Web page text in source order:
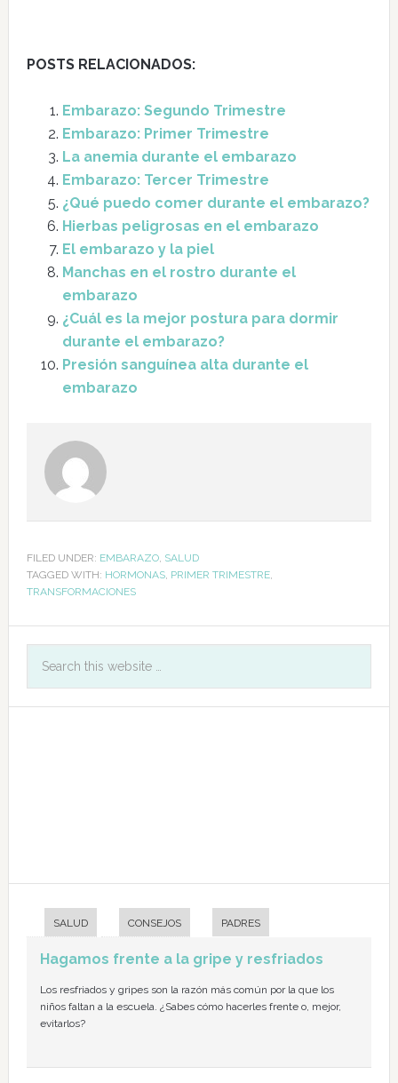
POSTS RELACIONADOS:
Embarazo: Segundo Trimestre
Embarazo: Primer Trimestre
La anemia durante el embarazo
Embarazo: Tercer Trimestre
¿Qué puedo comer durante el embarazo?
Hierbas peligrosas en el embarazo
El embarazo y la piel
Manchas en el rostro durante el
embarazo
¿Cuál es la mejor postura para dormir
durante el embarazo?
Presión sanguínea alta durante el
embarazo
FILED UNDER: EMBARAZO, SALUD
TAGGED WITH: HORMONAS, PRIMER TRIMESTRE,
TRANSFORMACIONES
SALUD CONSEJOS PADRES
Hagamos frente a la gripe y resfriados
Los resfriados y gripes son la razón más común por la que los
niños faltan a la escuela. ¿Sabes cómo hacerles frente o, mejor,
evitarlos?